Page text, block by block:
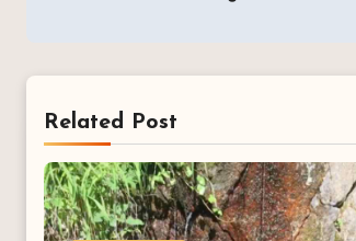
Related Post